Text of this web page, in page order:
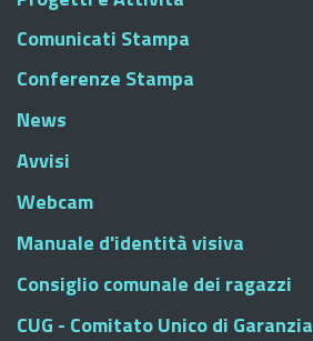
Comunicati Stampa
Conferenze Stampa
News
Avvisi
Webcam
Manuale d'identità visiva
Consiglio comunale dei ragazzi
CUG - Comitato Unico di Garanzia